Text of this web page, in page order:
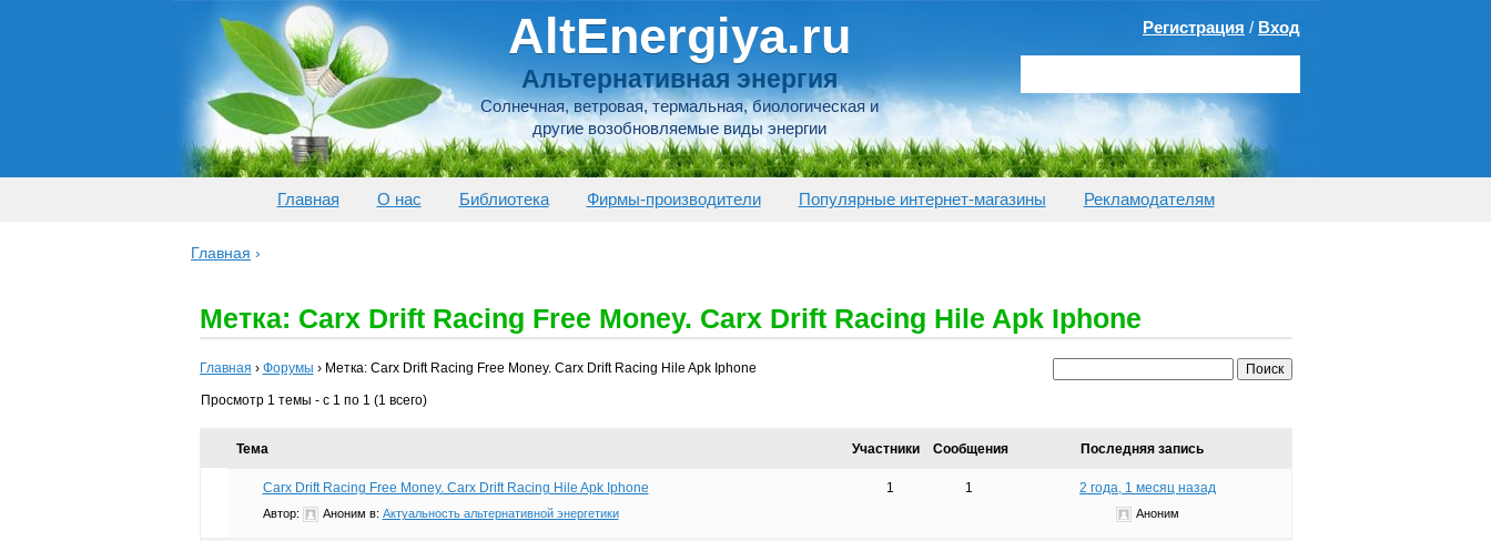
AltEnergiya.ru
Альтернативная энергия
Солнечная, ветровая, термальная, биологическая и
другие возобновляемые виды энергии
Регистрация / Вход
Главная О нас Библиотека Фирмы-производители Популярные интернет-магазины Рекламодателям
Главная ›
Метка: Carx Drift Racing Free Money. Carx Drift Racing Hile Apk Iphone
Главная › Форумы › Метка: Carx Drift Racing Free Money. Carx Drift Racing Hile Apk Iphone
Просмотр 1 темы - с 1 по 1 (1 всего)
Тема Участники Сообщения Последняя запись
Carx Drift Racing Free Money. Carx Drift Racing Hile Apk Iphone
Автор: Аноним в: Актуальность альтернативной энергетики
1 1 2 года, 1 месяц назад
Аноним